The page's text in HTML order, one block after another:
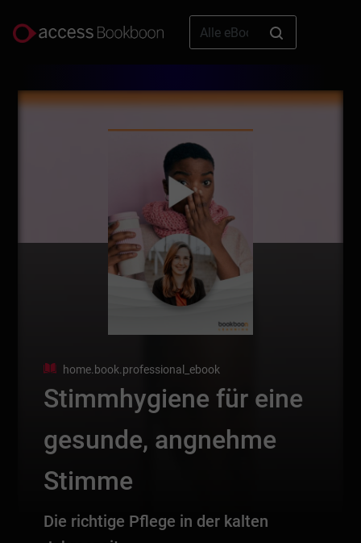
home.book.professional_ebook
Stimmhygiene für eine
gesunde, angnehme
Stimme
Die richtige Pflege in der kalten